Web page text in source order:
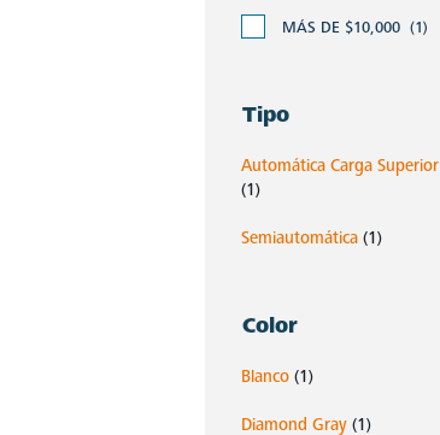
MÁS DE $10,000 (1)
Tipo
Automática Carga Superior
(1)
Semiautomática (1)
Color
Blanco (1)
Diamond Gray (1)